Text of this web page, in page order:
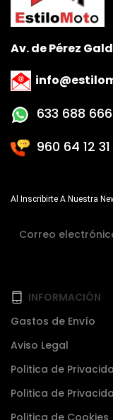
INFORMACIÓN
Gastos de Envío
Aviso Legal
Politica de
Politica de
Politica de Cookies
Al Inscribirte A Nuestra
Av. de Pérez
633 688 666
960 64 12 31